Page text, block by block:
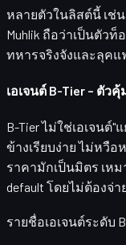
หลายตัวในลิสต์นี้ เช่น
Muhlik ถือว่าเป็นตัวท็
ทหารจริงจังและลุค
เอเจนต์ B-Tier – ตัว
B-Tierไม่ใช่เอเจนต์
ข้างเรียบง่าย ไม่หวื
ราคามักเป็นมิตร เห
default โดยไม่ต้องจ่า
รายชื่อเอเจนต์ระดับ